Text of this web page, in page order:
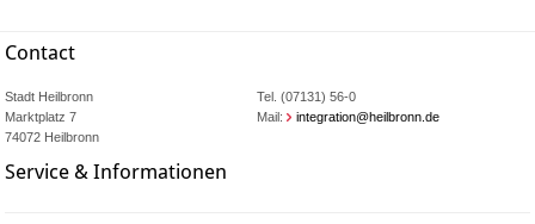
Contact
Stadt Heilbronn
Marktplatz 7
74072 Heilbronn
Tel. (07131) 56-0
Mail:
integration@heilbronn.de
Service & Informationen